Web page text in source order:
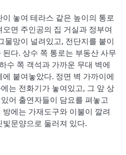
놓여 테라스 같은 높이의 통로
면 주인공의 집 거실과 정부여
물망이 널려있고, 전단지를 붙이
다. 상수 쪽 통로는 부동산 사무
수 쪽 객석과 가까운 무대 벽에
붙여놓았다. 정면 벽 가까이에
는 전화기가 놓여있고, 그 앞 상
어 출연자들이 담요를 펴놓고
에는 가재도구와 이불이 깔려
문양으로 둘러져 있다.